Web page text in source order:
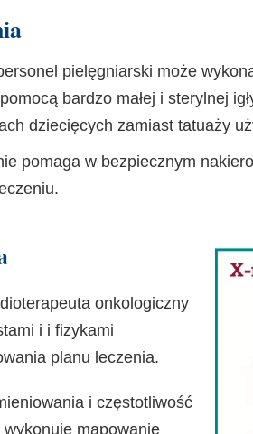
pielęgniarski może
bardzo małej i sterylnej
dziecięcych zamiast tatuaży
pomaga w bezpiecznym
onkologiczny
i i fizykami
planu leczenia.
i częstotliwość
mapowanie